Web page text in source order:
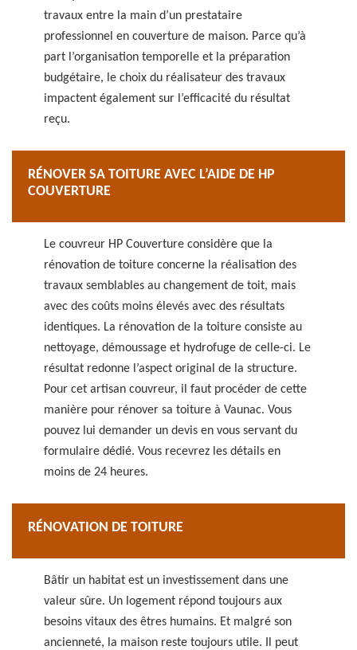
travaux entre la main d’un prestataire
professionnel en couverture de maison. Parce qu’à
part l’organisation temporelle et la préparation
budgétaire, le choix du réalisateur des travaux
impactent également sur l’efficacité du résultat
reçu.
RÉNOVER SA TOITURE AVEC L’AIDE DE HP
COUVERTURE
Le couvreur HP Couverture considère que la
rénovation de toiture concerne la réalisation des
travaux semblables au changement de toit, mais
avec des coûts moins élevés avec des résultats
identiques. La rénovation de la toiture consiste au
nettoyage, démoussage et hydrofuge de celle-ci. Le
résultat redonne l’aspect original de la structure.
Pour cet artisan couvreur, il faut procéder de cette
manière pour rénover sa toiture à Vaunac. Vous
pouvez lui demander un devis en vous servant du
formulaire dédié. Vous recevrez les détails en
moins de 24 heures.
RÉNOVATION DE TOITURE
Bâtir un habitat est un investissement dans une
valeur sûre. Un logement répond toujours aux
besoins vitaux des êtres humains. Et malgré son
ancienneté, la maison reste toujours utile. Il peut